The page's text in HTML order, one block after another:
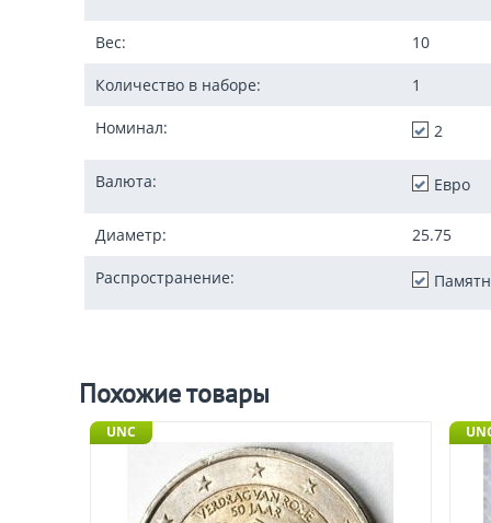
Вес: 10
Количество в наборе: 1
Номинал: 2
Валюта: Евро
Диаметр: 25.75
Распространение:
Похожие товары
UNC